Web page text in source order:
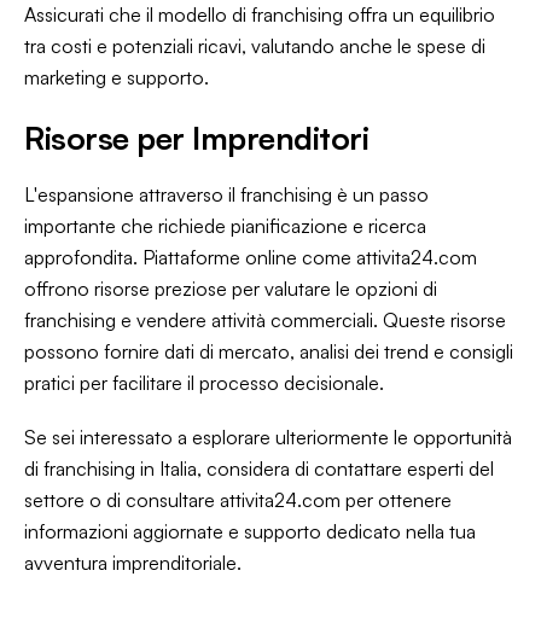
Assicurati che il modello di franchising offra un equilibrio
tra costi e potenziali ricavi, valutando anche le spese di
marketing e supporto.
Risorse per Imprenditori
L'espansione attraverso il franchising è un passo
importante che richiede pianificazione e ricerca
approfondita. Piattaforme online come attivita24.com
offrono risorse preziose per valutare le opzioni di
franchising e vendere attività commerciali. Queste risorse
possono fornire dati di mercato, analisi dei trend e consigli
pratici per facilitare il processo decisionale.
Se sei interessato a esplorare ulteriormente le opportunità
di franchising in Italia, considera di contattare esperti del
settore o di consultare attivita24.com per ottenere
informazioni aggiornate e supporto dedicato nella tua
avventura imprenditoriale.